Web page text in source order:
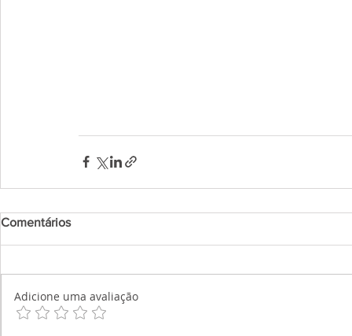
Comentários
Adicione uma avaliação